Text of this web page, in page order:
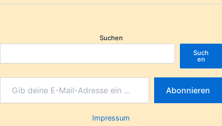
Suchen
Such
en
Abonnieren
Impressum